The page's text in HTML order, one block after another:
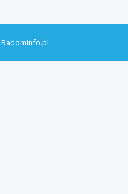
RadomInfo.pl